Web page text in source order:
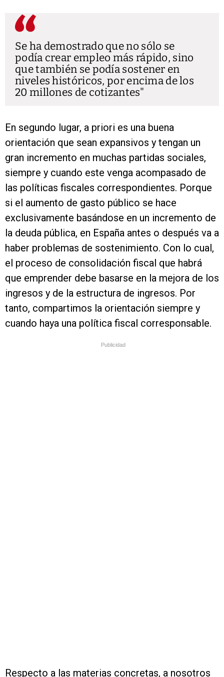
Se ha demostrado que no sólo se
podía crear empleo más rápido, sino
que también se podía sostener en
niveles históricos, por encima de los
20 millones de cotizantes
En segundo lugar, a priori es una buena
orientación que sean expansivos y tengan un
gran incremento en muchas partidas sociales,
siempre y cuando este venga acompasado de
las políticas fiscales correspondientes. Porque
si el aumento de gasto público se hace
exclusivamente basándose en un incremento de
la deuda pública, en España antes o después va a
haber problemas de sostenimiento. Con lo cual,
el proceso de consolidación fiscal que habrá
que emprender debe basarse en la mejora de los
ingresos y de la estructura de ingresos. Por
tanto, compartimos la orientación siempre y
cuando haya una política fiscal corresponsable.
Publicidad
Respecto a las materias concretas, a nosotros